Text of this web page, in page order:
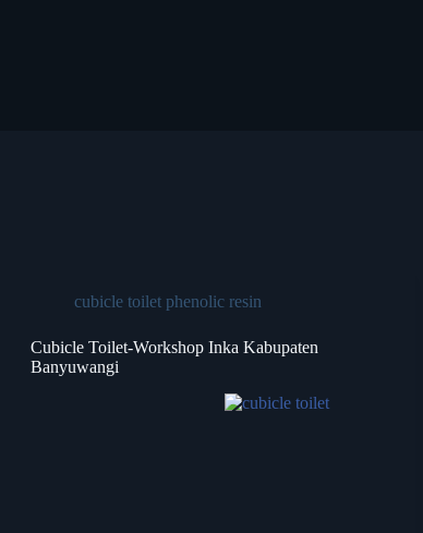
cubicle toilet phenolic resin
Cubicle Toilet-Workshop Inka Kabupaten
Banyuwangi